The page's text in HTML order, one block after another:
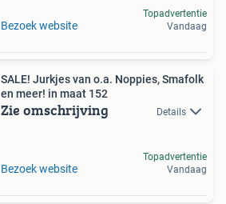
Bezoek website
Topadvertentie
Vandaag
SALE! Jurkjes van o.a. Noppies, Smafolk
en meer! in maat 152
Zie omschrijving Details
Bezoek website
Topadvertentie
Vandaag